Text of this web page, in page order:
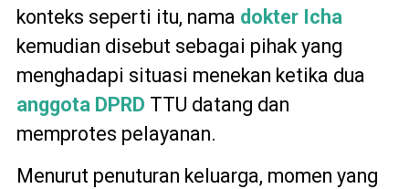
konteks seperti itu, nama dokter Icha
kemudian disebut sebagai pihak yang
menghadapi situasi menekan ketika dua
anggota DPRD TTU datang dan
memprotes pelayanan.
Menurut penuturan keluarga, momen yang